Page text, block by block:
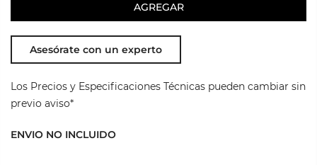
AGREGAR
Asesórate con un experto
Los Precios y Especificaciones Técnicas pueden cambiar sin
previo aviso*
ENVIO NO INCLUIDO